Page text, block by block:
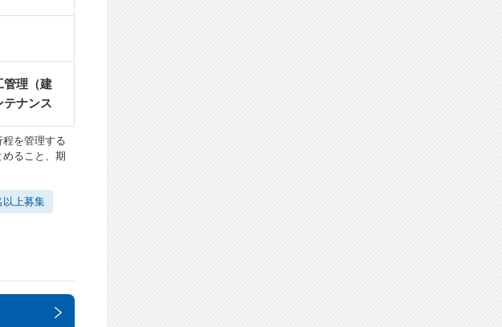
管理（建
テナンス
を管理する
ること、期
以上募集